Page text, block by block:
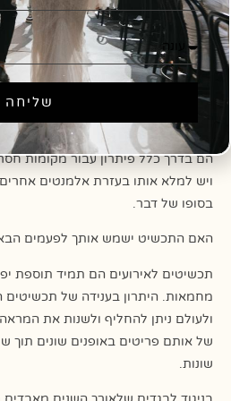
לובשת. כאשר בדרך כלל בגדים
יותר ונקודתיים ולעומת זאת, מראה
תכשיט גדול שלא תמיד היית בוחרת
אחרים.
הסטייל ואופן העיצוב של השיער
הם בדרך כלל פיתרון עבור מקומות
ויש למלא אותו בעזרת אלמנטים
בסופו של דבר.
האם התכשיט ישמש אותך לפעמים
תכשיטים לאירועים הם תמיד תוספת
מחמאות. היתרון בענידה של
ולעולם ניתן להחליף ולשנות את
של אותם פריטים באופנים שונים תוך
שונות.
שליחה